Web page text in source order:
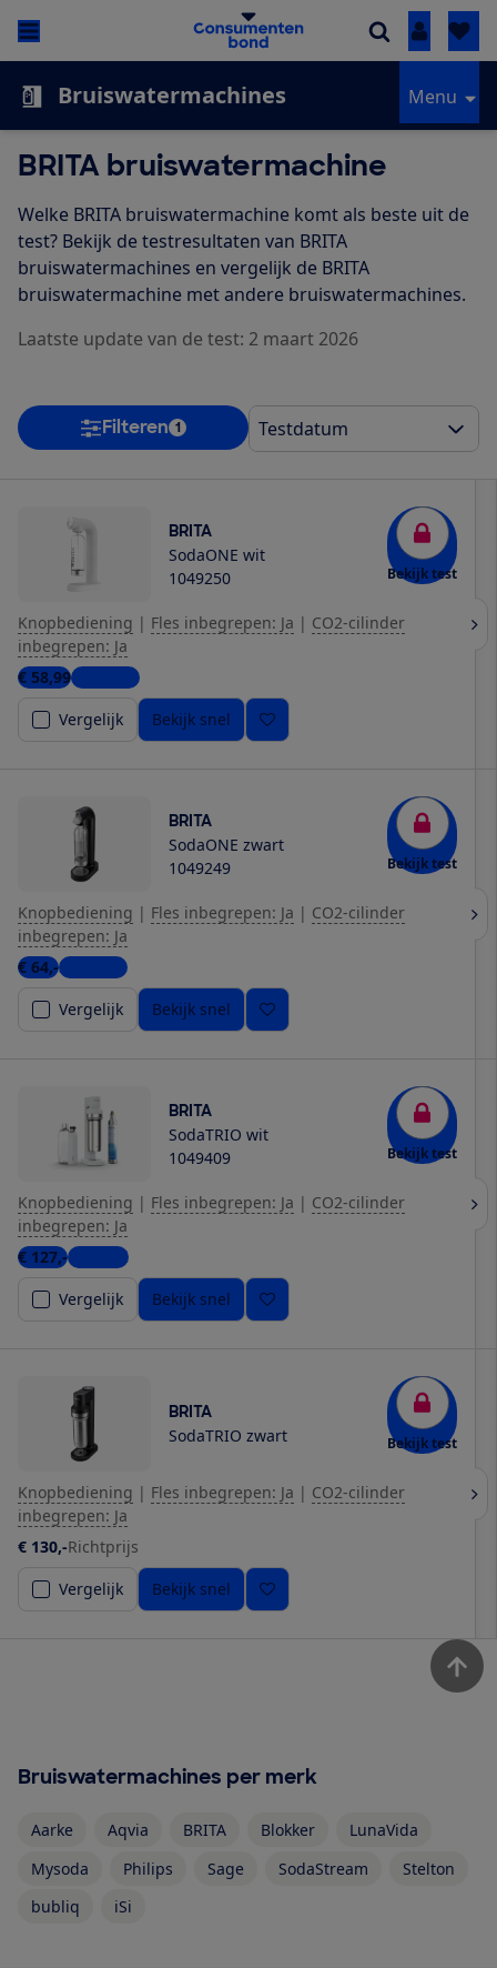
Inloggen
Bruiswatermachines Menu
BRITA bruiswatermachine
Welke BRITA bruiswatermachine komt als beste uit de
test? Bekijk de testresultaten van BRITA
bruiswatermachines en vergelijk de BRITA
bruiswatermachine met andere bruiswatermachines.
Laatste update van de test: 2 maart 2026
Filteren 1
BRITA
SodaONE wit
1049250
Bekijk test
Knopbediening | Fles inbegrepen: Ja | CO2-cilinder
inbegrepen: Ja
€ 58,994 winkels
Vergelijk
Bekijk snel
BRITA
SodaONE zwart
1049249
Bekijk test
Knopbediening | Fles inbegrepen: Ja | CO2-cilinder
inbegrepen: Ja
€ 64,-3 winkels
Vergelijk
Bekijk snel
BRITA
SodaTRIO wit
1049409
Bekijk test
Knopbediening | Fles inbegrepen: Ja | CO2-cilinder
inbegrepen: Ja
€ 127,-1 winkel
Vergelijk
Bekijk snel
BRITA
SodaTRIO zwart Bekijk test
Knopbediening | Fles inbegrepen: Ja | CO2-cilinder
inbegrepen: Ja
€ 130,-Richtprijs
Vergelijk
Bekijk snel
Bruiswatermachines per merk
Aarke Aqvia BRITA Blokker
LunaVida
Mysoda
Philips Sage SodaStream
Stelton
bubliq
iSi